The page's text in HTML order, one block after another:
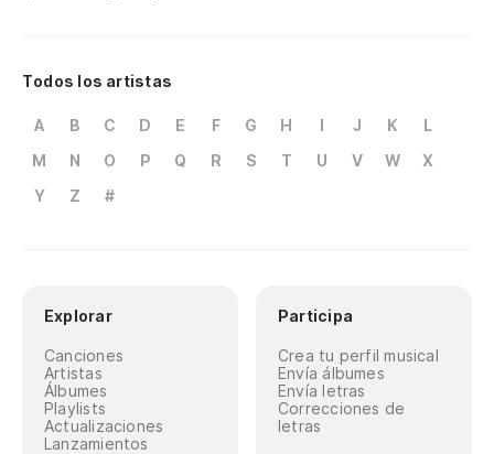
Todos los artistas
A B C D E F G H I J K
L
M
N O P Q R S T U V W
X
Y
Z #
Explorar
Canciones
Artistas
Álbumes
Playlists
Actualizaciones
Lanzamientos
Participa
Crea tu perfil musical
Envía álbumes
Envía letras
Correcciones de
letras